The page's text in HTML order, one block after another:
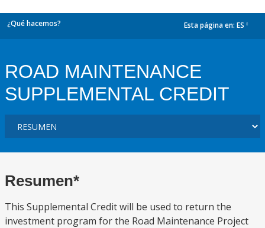
¿Qué hacemos? Esta página en: ES
ROAD MAINTENANCE
SUPPLEMENTAL CREDIT
Resumen*
This Supplemental Credit will be used to return the
investment program for the Road Maintenance Project